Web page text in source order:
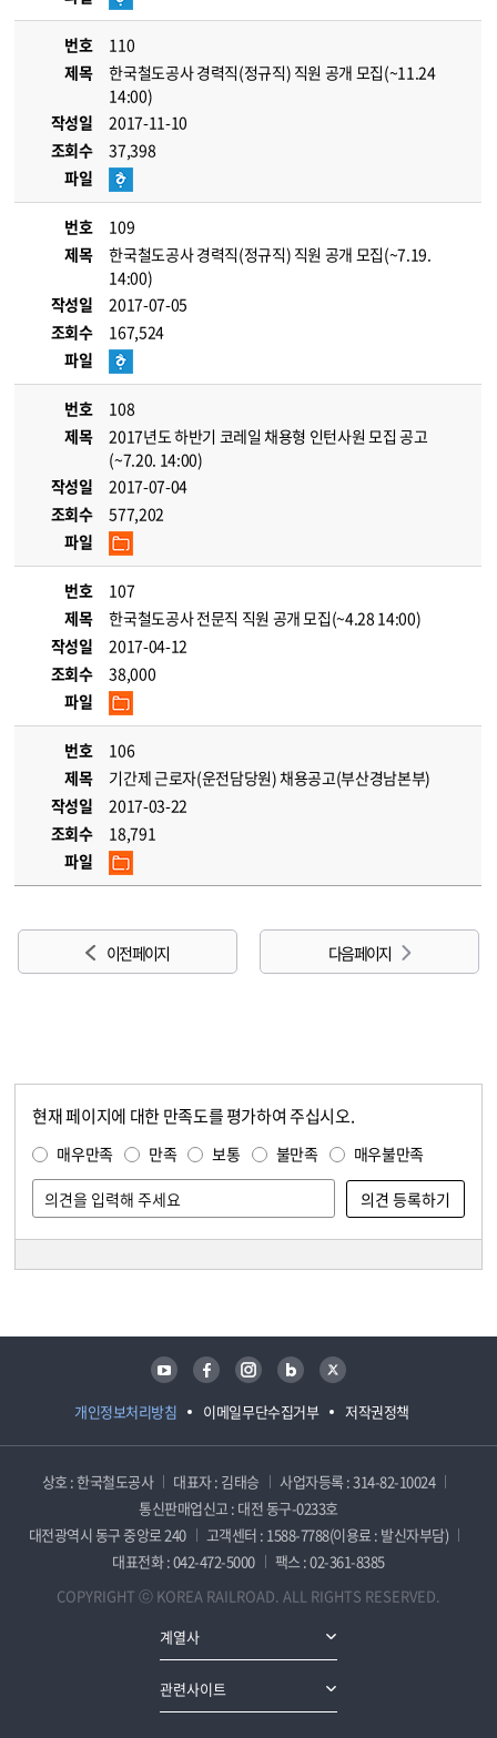
번호
110
제목
한국철도공사 경력직(정규직) 직원 공개 모집(~11.24
14:00)
작성일
2017-11-10
조회수
37,398
파일
번호
109
제목
한국철도공사 경력직(정규직) 직원 공개 모집(~7.19.
14:00)
작성일
2017-07-05
조회수
167,524
파일
번호
108
제목
2017년도 하반기 코레일 채용형 인턴사원 모집 공고
(~7.20. 14:00)
작성일
2017-07-04
조회수
577,202
파일
번호
107
제목
한국철도공사 전문직 직원 공개 모집(~4.28 14:00)
작성일
2017-04-12
조회수
38,000
파일
번호
106
제목
기간제 근로자(운전담당원) 채용공고(부산경남본부)
작성일
2017-03-22
조회수
18,791
파일
이전 페이지 다음 페이지
현재 페이지에 대한 만족도를 평가하여 주십시오.
매우만족 만족 보통 불만족 매우불만족
개인정보처리방침 이메일무단수집거부 저작권정책
유튜브 페이스북 인스타그램 블로그 트위터
상호 : 한국철도공사 대표자 : 김태승
사업자등록 : 314-82-10024
통신판매업신고 : 대전 동구-0233호
대전광역시 동구 중앙로 240
고객센터 : 1588-7788(이용료 : 발신자부담)
대표전화 : 042-472-5000
팩스 : 02-361-8385
COPYRIGHT ⓒ KOREA RAILROAD. ALL RIGHTS RESERVED.
계열사
관련사이트